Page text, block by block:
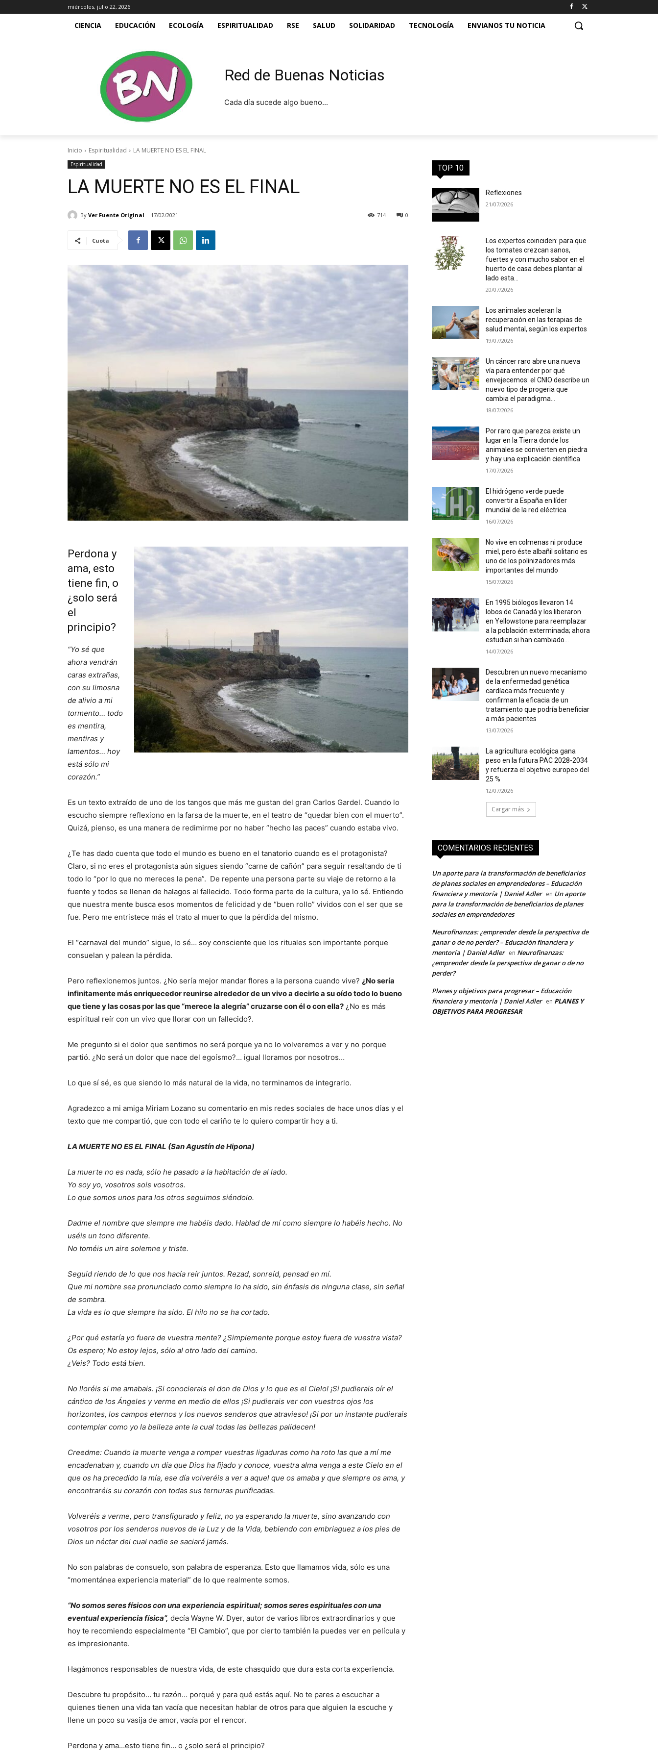
miércoles, julio 22, 2026
CIENCIA EDUCACIÓN ECOLOGÍA ESPIRITUALIDAD RSE SALUD SOLIDARIDAD TECNOLOGÍA ENVIANOS TU NOTICIA
Red de Buenas Noticias
Cada día sucede algo bueno...
Inicio Espiritualidad LA MUERTE NO ES EL FINAL
Espiritualidad
LA MUERTE NO ES EL FINAL
By Ver Fuente Original 17/02/2021 0
714
Cuota
Perdona y
ama, esto
tiene fin, o
¿solo será
el
principio?
“Yo sé que
ahora vendrán
caras extrañas,
con su limosna
de alivio a mi
tormento… todo
es mentira,
mentiras y
lamentos… hoy
está sólo mi
corazón.”
Es un texto extraído de uno de los tangos que más me gustan del gran Carlos Gardel. Cuando lo
escucho siempre reflexiono en la farsa de la muerte, en el teatro de “quedar bien con el muerto”.
Quizá, pienso, es una manera de redimirme por no haber “hecho las paces” cuando estaba vivo.
¿Te has dado cuenta que todo el mundo es bueno en el tanatorio cuando es el protagonista?
Claro, si no eres el protagonista aún sigues siendo “carne de cañón” para seguir resaltando de ti
todo lo “por lo que no mereces la pena”. De repente una persona parte su viaje de retorno a la
fuente y todos se llenan de halagos al fallecido. Todo forma parte de la cultura, ya lo sé. Entiendo
que nuestra mente busca esos momentos de felicidad y de “buen rollo” vividos con el ser que se
fue. Pero me entristece más el trato al muerto que la pérdida del mismo.
El “carnaval del mundo” sigue, lo sé… soy consciente que los rituales son importante porque
consuelan y palean la pérdida.
Pero reflexionemos juntos. ¿No sería mejor mandar flores a la persona cuando vive? ¿No sería
infinitamente más enriquecedor reunirse alrededor de un vivo a decirle a su oído todo lo bueno
que tiene y las cosas por las que “merece la alegría” cruzarse con él o con ella? ¿No es más
espiritual reír con un vivo que llorar con un fallecido?.
Me pregunto si el dolor que sentimos no será porque ya no lo volveremos a ver y no porque
partió. ¿No será un dolor que nace del egoísmo?… igual lloramos por nosotros…
Lo que sí sé, es que siendo lo más natural de la vida, no terminamos de integrarlo.
Agradezco a mi amiga Miriam Lozano su comentario en mis redes sociales de hace unos días y el
texto que me compartió, que con todo el cariño te lo quiero compartir hoy a ti.
LA MUERTE NO ES EL FINAL (San Agustín de Hipona)
La muerte no es nada, sólo he pasado a la habitación de al lado.
Yo soy yo, vosotros sois vosotros.
Lo que somos unos para los otros seguimos siéndolo.
Dadme el nombre que siempre me habéis dado. Hablad de mí como siempre lo habéis hecho. No
uséis un tono diferente.
No toméis un aire solemne y triste.
Seguid riendo de lo que nos hacía reír juntos. Rezad, sonreíd, pensad en mí.
Que mi nombre sea pronunciado como siempre lo ha sido, sin énfasis de ninguna clase, sin señal
de sombra.
La vida es lo que siempre ha sido. El hilo no se ha cortado.
¿Por qué estaría yo fuera de vuestra mente? ¿Simplemente porque estoy fuera de vuestra vista?
Os espero; No estoy lejos, sólo al otro lado del camino.
¿Veis? Todo está bien.
No lloréis si me amabais. ¡Si conocierais el don de Dios y lo que es el Cielo! ¡Si pudierais oír el
cántico de los Ángeles y verme en medio de ellos ¡Si pudierais ver con vuestros ojos los
horizontes, los campos eternos y los nuevos senderos que atravieso! ¡Si por un instante pudierais
contemplar como yo la belleza ante la cual todas las bellezas palidecen!
Creedme: Cuando la muerte venga a romper vuestras ligaduras como ha roto las que a mí me
encadenaban y, cuando un día que Dios ha fijado y conoce, vuestra alma venga a este Cielo en el
que os ha precedido la mía, ese día volveréis a ver a aquel que os amaba y que siempre os ama, y
encontraréis su corazón con todas sus ternuras purificadas.
Volveréis a verme, pero transfigurado y feliz, no ya esperando la muerte, sino avanzando con
vosotros por los senderos nuevos de la Luz y de la Vida, bebiendo con embriaguez a los pies de
Dios un néctar del cual nadie se saciará jamás.
No son palabras de consuelo, son palabra de esperanza. Esto que llamamos vida, sólo es una
“momentánea experiencia material” de lo que realmente somos.
“No somos seres físicos con una experiencia espiritual; somos seres espirituales con una
eventual experiencia física”, decía Wayne W. Dyer, autor de varios libros extraordinarios y que
hoy te recomiendo especialmente “El Cambio”, que por cierto también la puedes ver en película y
es impresionante.
Hagámonos responsables de nuestra vida, de este chasquido que dura esta corta experiencia.
Descubre tu propósito… tu razón… porqué y para qué estás aquí. No te pares a escuchar a
quienes tienen una vida tan vacía que necesitan hablar de otros para que alguien la escuche y
llene un poco su vasija de amor, vacía por el rencor.
Perdona y ama…esto tiene fin… o ¿solo será el principio?
TOP 10
Reflexiones
21/07/2026
Los expertos coinciden: para que
los tomates crezcan sanos,
fuertes y con mucho sabor en el
huerto de casa debes plantar al
lado esta...
20/07/2026
Los animales aceleran la
recuperación en las terapias de
salud mental, según los expertos
19/07/2026
Un cáncer raro abre una nueva
vía para entender por qué
envejecemos: el CNIO describe un
nuevo tipo de progeria que
cambia el paradigma...
18/07/2026
Por raro que parezca existe un
lugar en la Tierra donde los
animales se convierten en piedra
y hay una explicación científica
17/07/2026
El hidrógeno verde puede
convertir a España en líder
mundial de la red eléctrica
16/07/2026
No vive en colmenas ni produce
miel, pero éste albañil solitario es
uno de los polinizadores más
importantes del mundo
15/07/2026
En 1995 biólogos llevaron 14
lobos de Canadá y los liberaron
en Yellowstone para reemplazar
a la población exterminada; ahora
estudian si han cambiado...
14/07/2026
Descubren un nuevo mecanismo
de la enfermedad genética
cardíaca más frecuente y
confirman la eficacia de un
tratamiento que podría beneficiar
a más pacientes
13/07/2026
La agricultura ecológica gana
peso en la futura PAC 2028-2034
y refuerza el objetivo europeo del
25 %
12/07/2026
Cargar más
COMENTARIOS RECIENTES
Un aporte para la transformación de beneficiarios
de planes sociales en emprendedores – Educación
financiera y mentoría | Daniel Adler en Un aporte
para la transformación de beneficiarios de planes
sociales en emprendedores
Neurofinanzas: ¿emprender desde la perspectiva de
ganar o de no perder? – Educación financiera y
mentoría | Daniel Adler en Neurofinanzas:
¿emprender desde la perspectiva de ganar o de no
perder?
Planes y objetivos para progresar – Educación
financiera y mentoría | Daniel Adler en PLANES Y
OBJETIVOS PARA PROGRESAR